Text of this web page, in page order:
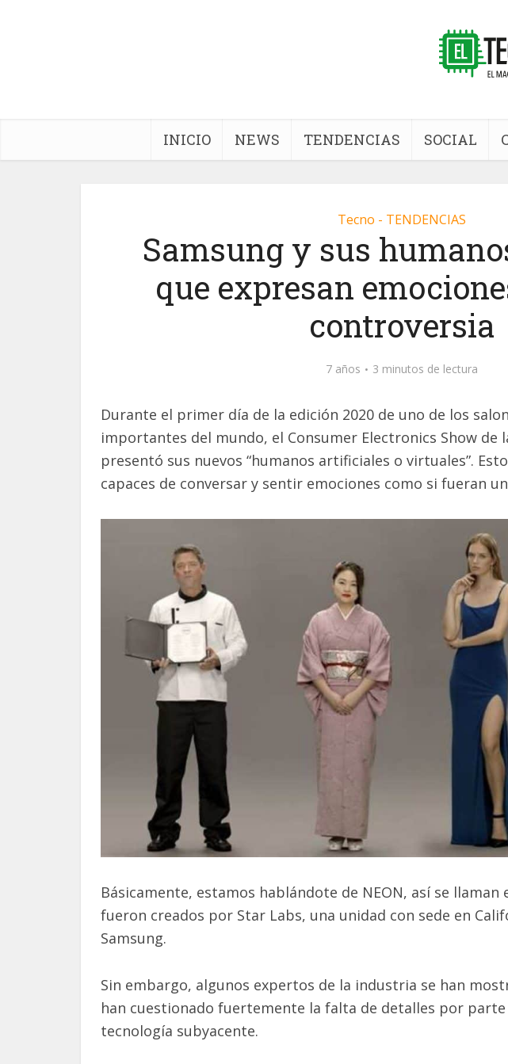
INICIO NEWS TENDENCIAS SOCIAL
Tecno - TENDENCIAS
Samsung y sus
que expresan
controversia
7 años 3 minutos de lectura
Durante el primer día de la edición 2020 de uno de los
importantes del mundo, el Consumer Electronics Show de
presentó sus nuevos “humanos artificiales o virtuales”.
capaces de conversar y sentir emociones como si fueran
Básicamente, estamos hablándote de NEON, así se
fueron creados por Star Labs, una unidad con sede en
Samsung.
Sin embargo, algunos expertos de la industria se han
han cuestionado fuertemente la falta de detalles por
tecnología subyacente.